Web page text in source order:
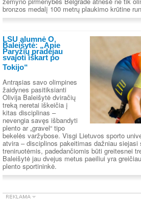
bronzos medalį 100 metrų plaukimo krūtine
LSU alumnė O.
Baleišytė: „Apie
Paryžių pradėjau
svajoti iškart po
Tokijo“
Antrąsias savo olimpines
žaidynes pasitiksianti
Olivija Baleišytė dviračių
treką neretai iškeičia į
kitas disciplinas –
nevengia savęs išbandyti
plento ar „gravel“ tipo
bekelės varžybose. Visgi Lietuvos sporto
atvira – disciplinos pakeitimas dažniau siejasi
treniruotėmis, padedančiomis būti greitesnei
Baleišytė jau dvejus metus paeiliui yra
plento sportininkė.